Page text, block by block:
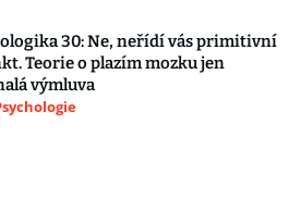
30: Ne, neřídí vás primitivní
Teorie o plazím mozku jen
výmluva